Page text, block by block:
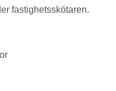
fastighetsskötaren.